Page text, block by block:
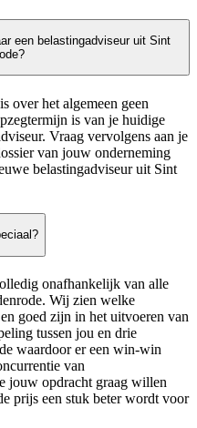
een belastingadviseur uit Sint
over het algemeen geen
is van je huidige
Vraag vervolgens aan je
van jouw onderneming
belastingadviseur uit Sint
onafhankelijk van alle
Wij zien welke
goed zijn in het uitvoeren van
tussen jou en drie
waardoor er een win-win
van
jouw opdracht graag willen
prijs een stuk beter wordt voor